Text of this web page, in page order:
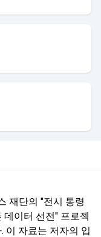
재단의 "전시 통령
이터 선전" 프로젝
이 자료는 저자의 입